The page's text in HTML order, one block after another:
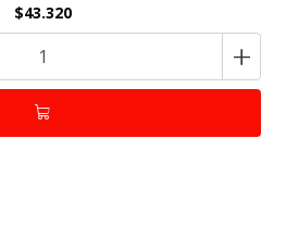
$43.320
+